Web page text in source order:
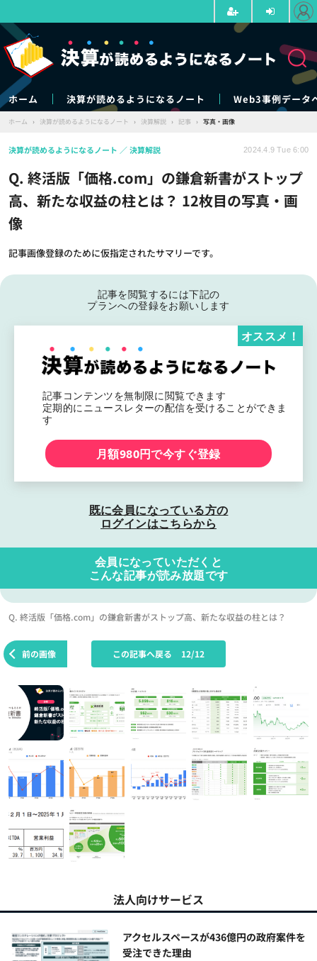
ホーム 決算が読めるようになるノート Web3事例データ
ホーム › 決算が読めるようになるノート › 決算解説 › 記事 › 写真・画像
Q. 終活版「価格.com」の鎌倉新書がストップ
高、新たな収益の柱とは？ 12枚目の写真・画
像
記事画像登録のために仮指定されたサマリーです。
決算が読めるようになるノート 決算解説 2024.4.9 Tue 6:00
記事を閲覧するには下記の
プランへの登録をお願いします
記事コンテンツを無制限に閲覧できます
定期的にニュースレターの配信を受けることができま
す
オススメ！
月額980円で今すぐ登録
既に会員になっている方の
ログインはこちらから
会員になっていただくと
こんな記事が読み放題です
Q. 終活版「価格.com」の鎌倉新書がストップ高、新たな収益の柱とは？
前の画像 この記事へ戻る 12/12
法人向けサービス
アクセルスペースが436億円の政府案件を
受注できた理由